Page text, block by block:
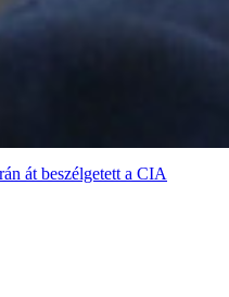
át beszélgetett a CIA